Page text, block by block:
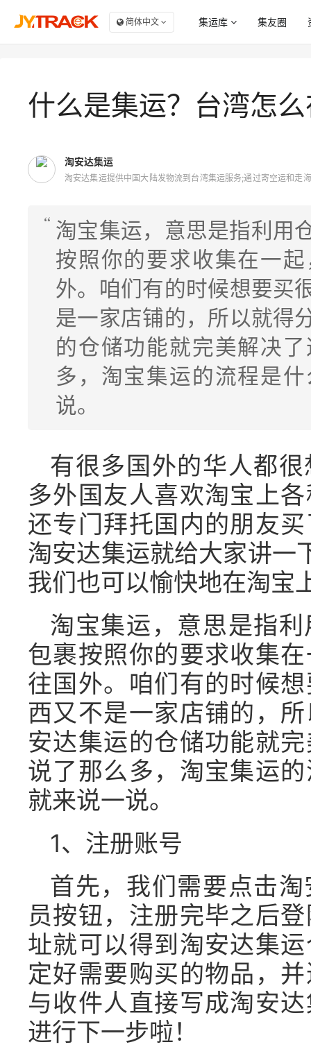
简体中文 集运库 集友圈
自
集
什么是集运？台湾怎
淘安达集运
淘安达集运提供中国大陆发物流到台湾集运服务;通过寄空运和走
淘宝集运，意思是指利用
按照你的要求收集在一
外。咱们有的时候想要买
是一家店铺的，所以就得
的仓储功能就完美解决
多，淘宝集运的流程是
说。
有很多国外的华人都
多外国友人喜欢淘宝上
还专门拜托国内的朋友
淘安达集运就给大家讲一
我们也可以愉快地在淘宝
淘宝集运，意思是指
包裹按照你的要求收集
往国外。咱们有的时候
西又不是一家店铺的，
安达集运的仓储功能就
说了那么多，淘宝集运
就来说一说。
1、注册账号
首先，我们需要点击
员按钮，注册完毕之后
址就可以得到淘安达集
定好需要购买的物品，
与收件人直接写成淘安
进行下一步啦！